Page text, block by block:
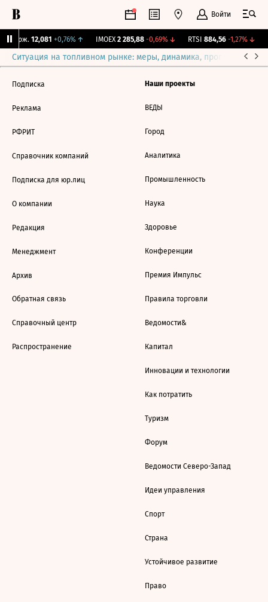
Войти
Бирж. 12,081 +0,76%↑ IMOEX 2 285,88 -0,69%↓ RTSI 884,56 -1,27%↓
Ситуация на топливном рынке: меры, динамика, прогнозы
Подписка
Реклама
РФРИТ
Справочник компаний
Подписка для юр.лиц
О компании
Редакция
Менеджмент
Архив
Обратная связь
Справочный центр
Распространение
Наши проекты
ВЕДЫ
Город
Аналитика
Промышленность
Наука
Здоровье
Конференции
Премия Импульс
Правила торговли
Ведомости&
Капитал
Инновации и технологии
Как потратить
Туризм
Форум
Ведомости Северо-Запад
Идеи управления
Спорт
Страна
Устойчивое развитие
Право